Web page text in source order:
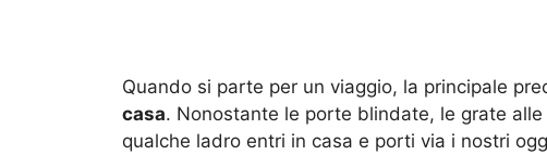
Quando si parte per un viaggio, la principale
casa. Nonostante le porte blindate, le grate
qualche ladro entri in casa e porti via i nostri